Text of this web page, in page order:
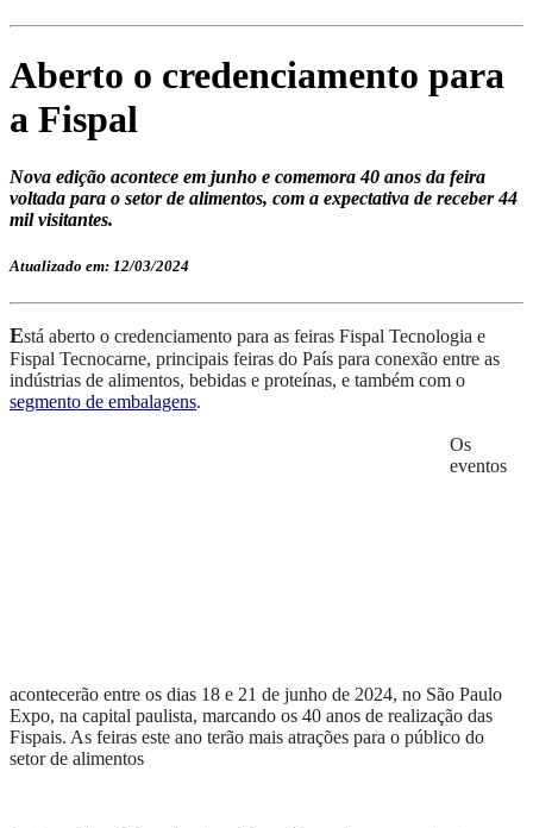
Aberto o credenciamento para
a Fispal
Nova edição acontece em junho e comemora 40 anos da feira
voltada para o setor de alimentos, com a expectativa de receber 44
mil visitantes.
Atualizado em: 12/03/2024
Está aberto o credenciamento para as feiras Fispal Tecnologia e
Fispal Tecnocarne, principais feiras do País para conexão entre as
indústrias de alimentos, bebidas e proteínas, e também com o
segmento de embalagens.
Os
eventos
acontecerão entre os dias 18 e 21 de junho de 2024, no São Paulo
Expo, na capital paulista, marcando os 40 anos de realização das
Fispais. As feiras este ano terão mais atrações para o público do
setor de alimentos